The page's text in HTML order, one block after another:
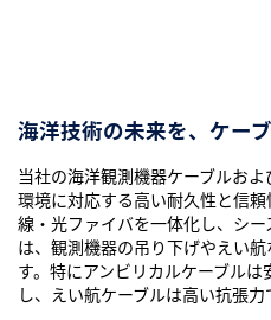
海洋技術の未来を、ケーブ
当社の海洋観測機器ケーブルお
環境に対応する高い耐久性と信
線・光ファイバを一体化し、シ
は、観測機器の吊り下げやえい
す。特にアンビリカルケーブル
し、えい航ケーブルは高い抗張